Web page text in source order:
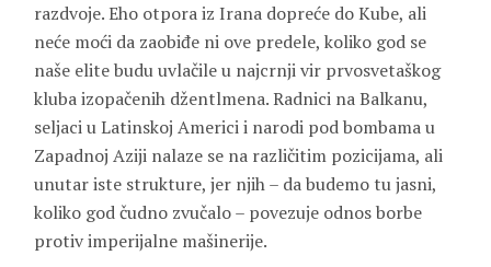
razdvoje. Eho otpora iz Irana dopreće do Kube, ali
neće moći da zaobiđe ni ove predele, koliko god se
naše elite budu uvlačile u najcrnji vir prvosvetaškog
kluba izopačenih džentlmena. Radnici na Balkanu,
seljaci u Latinskoj Americi i narodi pod bombama u
Zapadnoj Aziji nalaze se na različitim pozicijama, ali
unutar iste strukture, jer njih – da budemo tu jasni,
koliko god čudno zvučalo – povezuje odnos borbe
protiv imperijalne mašinerije.